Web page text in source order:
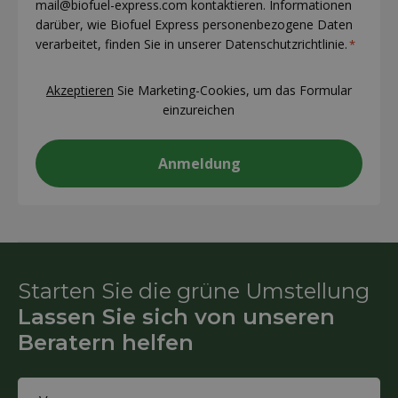
mail@biofuel-express.com kontaktieren. Informationen
darüber, wie Biofuel Express personenbezogene Daten
verarbeitet, finden Sie in unserer Datenschutzrichtlinie.*
Akzeptieren Sie Marketing-Cookies, um das Formular
einzureichen
Starten Sie die grüne Umstellung
Lassen Sie sich von unseren
Beratern helfen